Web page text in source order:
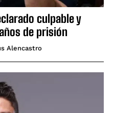
culpable y
de prisión
Alencastro